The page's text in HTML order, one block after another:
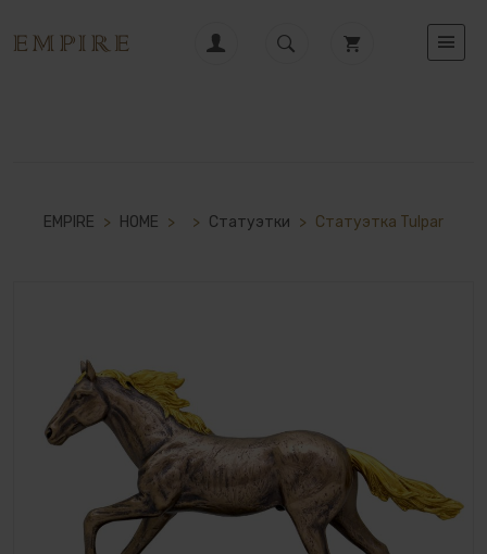
EMPIRE > HOME > > Статуэтки > Статуэтка Tulpar